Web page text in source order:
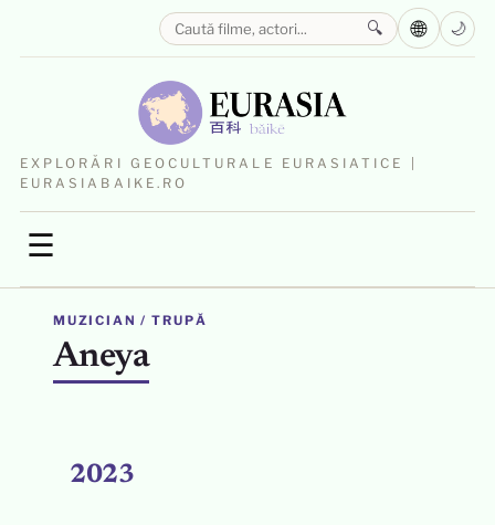
EXPLORĂRI GEOCULTURALE EURASIATICE |
EURASIABAIKE.RO
☰
🔍 🌐 🌙
MUZICIAN / TRUPĂ
Aneya
2023